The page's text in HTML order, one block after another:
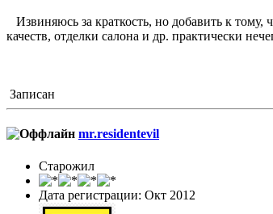
Извиняюсь за краткость, но добавить к тому,
качеств, отделки салона и др. практически
Записан
mr.residentevil
Старожил
Дата регистрации: Окт 2012